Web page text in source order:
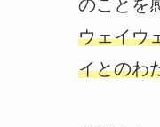
のことを
ウェイウ
イとのわ